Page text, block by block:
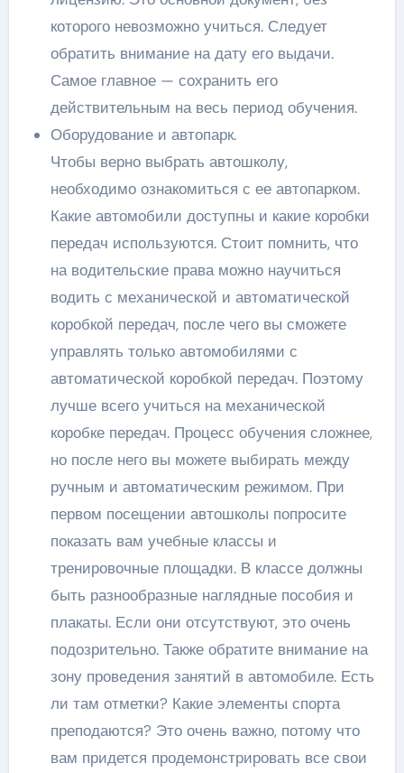
которого невозможно учиться. Следует
обратить внимание на дату его выдачи.
Самое главное — сохранить его
действительным на весь период обучения.
Оборудование и автопарк.
Чтобы верно выбрать автошколу,
необходимо ознакомиться с ее автопарком.
Какие автомобили доступны и какие коробки
передач используются. Стоит помнить, что
на водительские права можно научиться
водить с механической и автоматической
коробкой передач, после чего вы сможете
управлять только автомобилями с
автоматической коробкой передач. Поэтому
лучше всего учиться на механической
коробке передач. Процесс обучения сложнее,
но после него вы можете выбирать между
ручным и автоматическим режимом. При
первом посещении автошколы попросите
показать вам учебные классы и
тренировочные площадки. В классе должны
быть разнообразные наглядные пособия и
плакаты. Если они отсутствуют, это очень
подозрительно. Также обратите внимание на
зону проведения занятий в автомобиле. Есть
ли там отметки? Какие элементы спорта
преподаются? Это очень важно, потому что
вам придется продемонстрировать все свои